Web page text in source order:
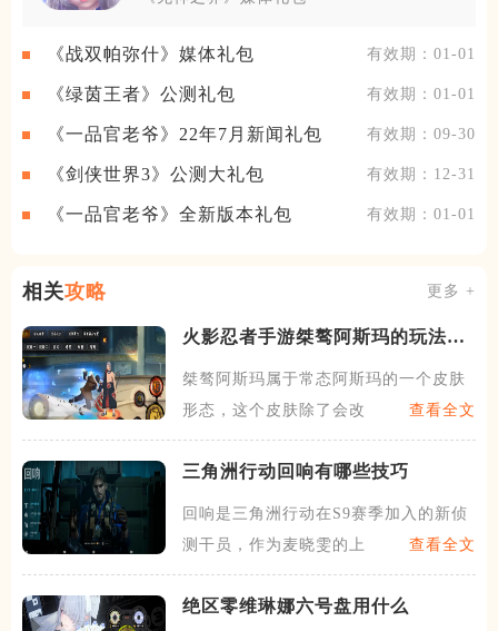
《战双帕弥什》媒体礼包 有效期：01-01
《绿茵王者》公测礼包 有效期：01-01
《一品官老爷》22年7月新闻礼包 有效期：09-30
《剑侠世界3》公测大礼包 有效期：12-31
《一品官老爷》全新版本礼包 有效期：01-01
相关攻略 更多 +
火影忍者手游桀骜阿斯玛的玩法是
桀骜阿斯玛属于常态阿斯玛的一个皮肤
形态，这个皮肤除了会改变形
查看全文
三角洲行动回响有哪些技巧
回响是三角洲行动在S9赛季加入的新侦
测干员，作为麦晓雯的上位
查看全文
绝区零维琳娜六号盘用什么